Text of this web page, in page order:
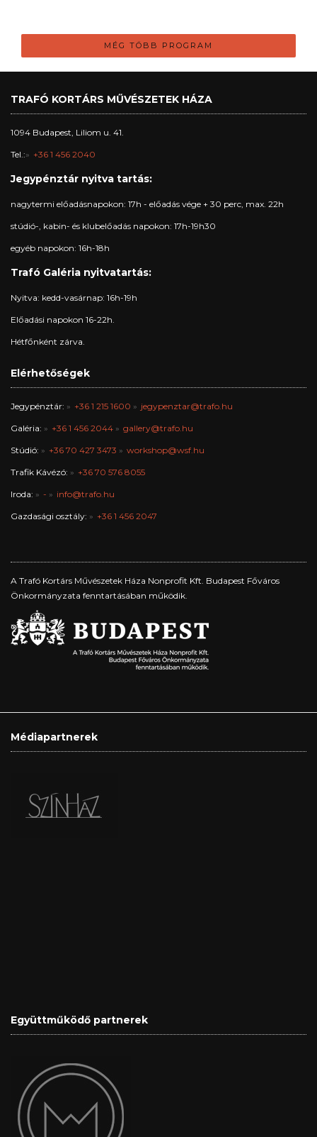
MÉG TÖBB PROGRAM
TRAFÓ KORTÁRS MŰVÉSZETEK HÁZA
1094 Budapest, Liliom u. 41.
Tel.: +36 1 456 2040
Jegypénztár nyitva tartás:
nagytermi előadásnapokon: 17h - előadás vége + 30 perc, max. 22h
stúdió-, kabin- és klubelőadás napokon: 17h-19h30
egyéb napokon: 16h-18h
Trafó Galéria nyitvatartás:
Nyitva: kedd-vasárnap: 16h-19h
Előadási napokon 16-22h.
Hétfőnként zárva.
Elérhetőségek
Jegypénztár: +36 1 215 1600 jegypenztar@trafo.hu
Galéria: +36 1 456 2044 gallery@trafo.hu
Stúdió: +36 70 427 3473 workshop@wsf.hu
Trafik Kávézó: +36 70 576 8055
Iroda: - info@trafo.hu
Gazdasági osztály: +36 1 456 2047
A Trafó Kortárs Művészetek Háza Nonprofit Kft. Budapest Főváros
Önkormányzata fenntartásában működik.
Médiapartnerek
Együttműködő partnerek